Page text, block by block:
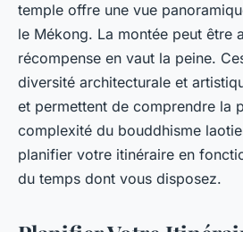
temple offre une vue
le Mékong. La montée peut être
récompense en vaut la peine.
diversité architecturale et
et permettent de comprendre la
complexité du bouddhisme
planifier votre itinéraire en
du temps dont vous disposez.